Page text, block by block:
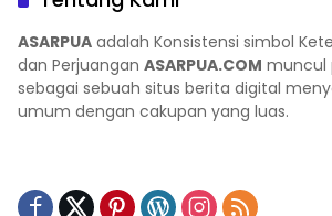
ASARPUA adalah Konsistensi simbol
dan Perjuangan ASARPUA.COM muncul
sebagai sebuah situs berita digital
umum dengan cakupan yang luas.